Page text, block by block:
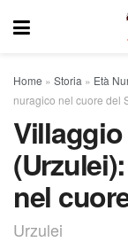
Home » Storia » Età
nuragico nel cuore del
nel
Urzulei